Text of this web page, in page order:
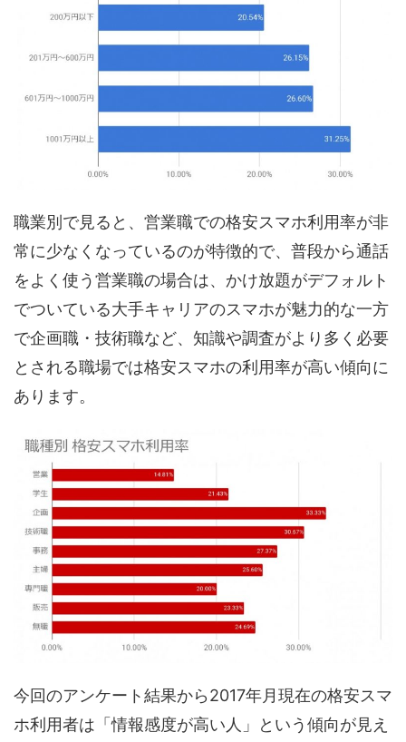
職業別で見ると、営業職での格安スマホ利用率が非
常に少なくなっているのが特徴的で、普段から通話
をよく使う営業職の場合は、かけ放題がデフォルト
でついている大手キャリアのスマホが魅力的な一方
で企画職・技術職など、知識や調査がより多く必要
とされる職場では格安スマホの利用率が高い傾向に
あります。
今回のアンケート結果から2017年月現在の格安スマ
ホ利用者は「情報感度が高い人」という傾向が見え